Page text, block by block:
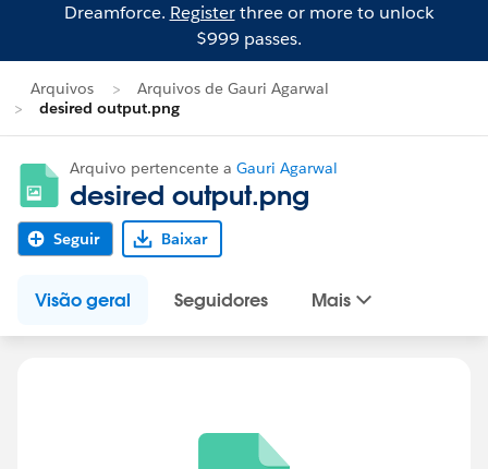
Dreamforce. Registerthree or more to unlock
$999 passes.
Arquivos
Arquivos de Gauri Agarwal
desired output.png
Arquivo pertencente a Gauri Agarwal
desired output.png
Seguir Baixar
Visão geral Seguidores Mais